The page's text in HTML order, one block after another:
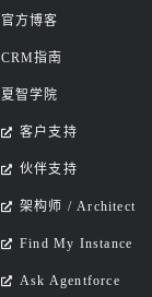
官方博客
CRM指南
夏智学院
客户支持
伙伴支持
架构师 / Architect
Find My Instance
Ask Agentforce